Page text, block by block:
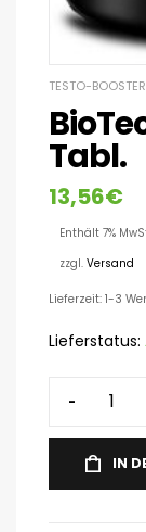
TESTO-BOOSTER
Tabl.
13,56€
Enthält 7%
zzgl. Versand
Lieferzeit: 1-3
Lieferstatus:
-
IN